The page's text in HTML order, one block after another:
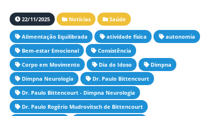
22/11/2025 Notícias Saúde
Alimentação Equilibrada atividade física
autonomia
Bem-estar Emocional
Consistência
Corpo em Movimento
Dia do Idoso
Dimpna
Dimpna Neurologia
Dr. Paulo Bittencourt
Dr. Paulo Bittencourt - Dimpna Neurologia
Dr. Paulo Rogério Mudrovitsch de Bittencourt